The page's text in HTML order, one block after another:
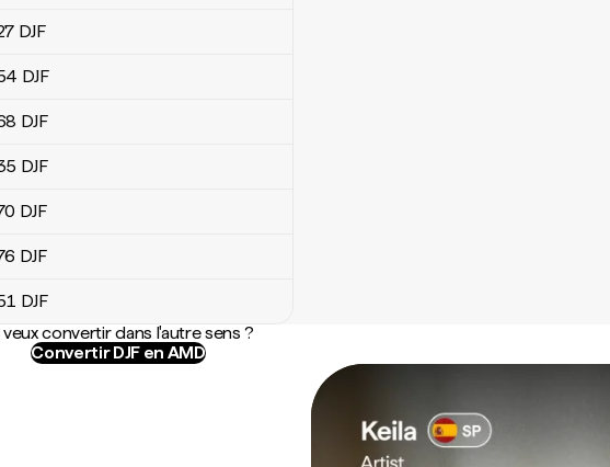
DJF
DJF
DJF
DJF
DJF
DJF
DJF
veux convertir dans l'autre sens ?
Convertir DJF en AMD